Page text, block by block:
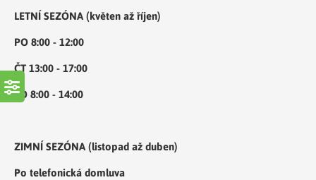
LETNÍ SEZÓNA (květen až říjen)
PO 8:00 - 12:00
ČT 13:00 - 17:00
SO 8:00 - 14:00
ZIMNÍ SEZÓNA (listopad až duben)
Po telefonická domluva